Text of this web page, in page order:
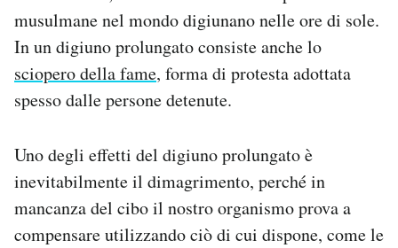
musulmane nel mondo digiunano nelle ore di sole.
In un digiuno prolungato consiste anche lo
sciopero della fame, forma di protesta adottata
spesso dalle persone detenute.
Uno degli effetti del digiuno prolungato è
inevitabilmente il dimagrimento, perché in
mancanza del cibo il nostro organismo prova a
compensare utilizzando ciò di cui dispone, come le